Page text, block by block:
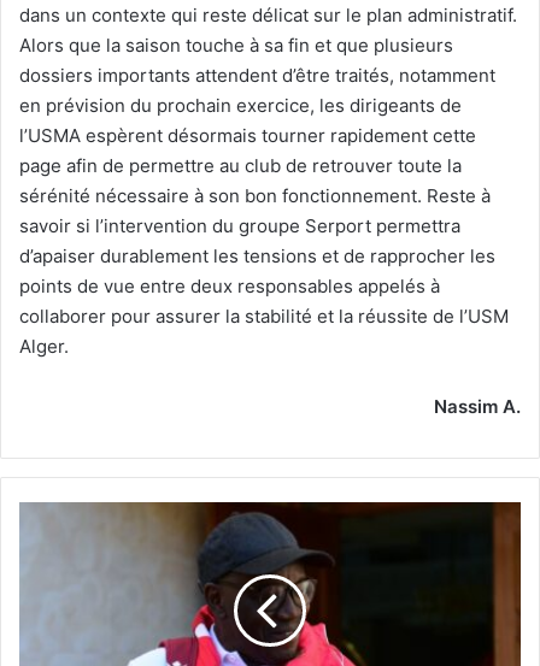
dans un contexte qui reste délicat sur le plan administratif.
Alors que la saison touche à sa fin et que plusieurs
dossiers importants attendent d’être traités, notamment
en prévision du prochain exercice, les dirigeants de
l’USMA espèrent désormais tourner rapidement cette
page afin de permettre au club de retrouver toute la
sérénité nécessaire à son bon fonctionnement. Reste à
savoir si l’intervention du groupe Serport permettra
d’apaiser durablement les tensions et de rapprocher les
points de vue entre deux responsables appelés à
collaborer pour assurer la stabilité et la réussite de l’USM
Alger.
Nassim A.